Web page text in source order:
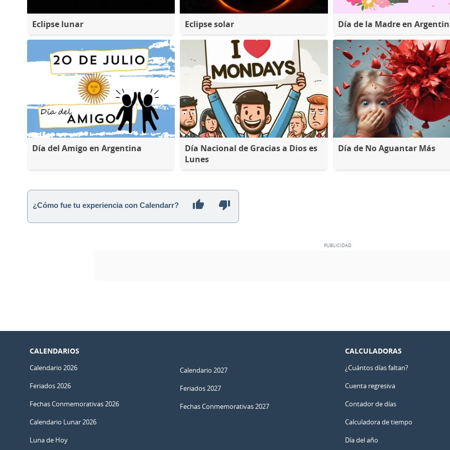
Eclipse lunar Eclipse solar Día de la Madre en
Día del Amigo en Argentina
Día Nacional de Gracias a Dios es
Lunes
Día de No Aguantar Más
¿Cómo fue tu experiencia con Calendarr?
CALENDARIOS
Calendario 2026
Feriados 2026
Fechas Conmemorativas 2026
Calendario Lunar 2026
Luna de Hoy
Calendario 2027
Feriados 2027
Fechas Conmemorativas 2027
CALCULADORAS
¿Cuántos días faltan?
Cuenta regresiva
Contador de días
Calculadora de tiempo
Día del año